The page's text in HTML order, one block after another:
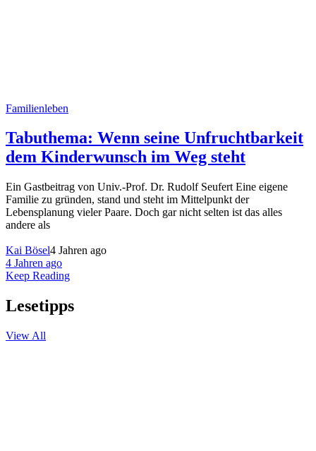
Familienleben
Tabuthema: Wenn seine Unfruchtbarkeit
dem Kinderwunsch im Weg steht
Ein Gastbeitrag von Univ.-Prof. Dr. Rudolf Seufert Eine eigene
Familie zu gründen, stand und steht im Mittelpunkt der
Lebensplanung vieler Paare. Doch gar nicht selten ist das alles
andere als
Kai Bösel4 Jahren ago
4 Jahren ago
Keep Reading
Lesetipps
View All